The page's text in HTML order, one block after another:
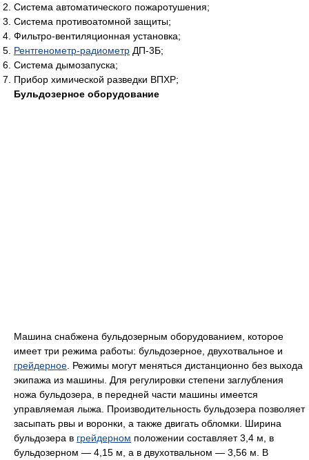
Система автоматического пожаротушения;
Система противоатомной защиты;
Фильтро-вентиляционная установка;
Рентгенометр-радиометр ДП-3Б;
Система дымозапуска;
Прибор химической разведки ВПХР;
Бульдозерное оборудование
Машина снабжена бульдозерным оборудованием, которое
имеет три режима работы: бульдозерное, двухотвальное и
грейдерное . Режимы могут меняться дистанционно без выхода
экипажа из машины. Для регулировки степени заглубления
ножа бульдозера, в передней части машины имеется
управляемая лыжа. Производительность бульдозера позволяет
засыпать рвы и воронки, а также двигать обломки. Ширина
бульдозера в грейдерном положении составляет 3,4 м, в
бульдозерном — 4,15 м, а в двухотвальном — 3,56 м. В